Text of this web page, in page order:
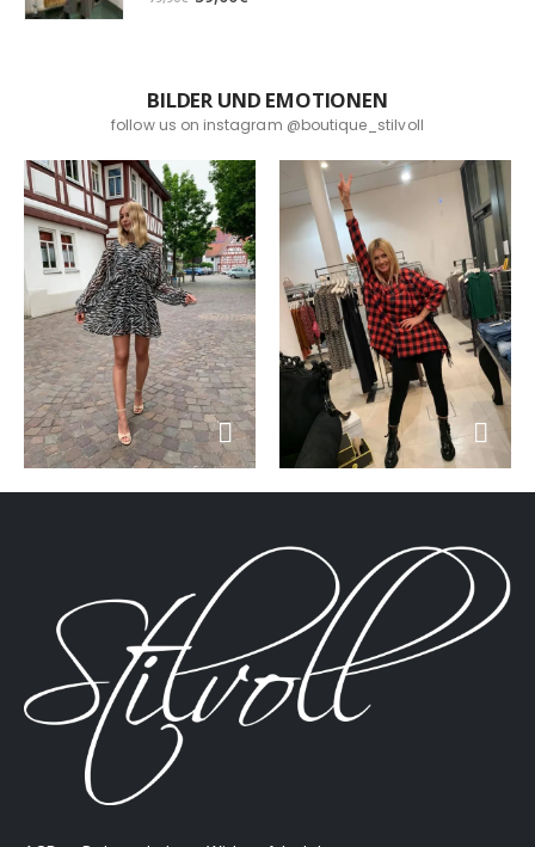
BILDER UND EMOTIONEN
follow us on instagram @boutique_stilvoll